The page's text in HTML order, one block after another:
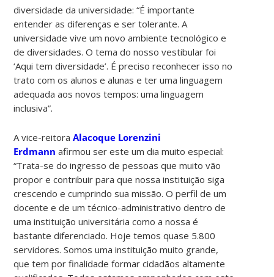
diversidade da universidade: “É importante
entender as diferenças e ser tolerante. A
universidade vive um novo ambiente tecnológico e
de diversidades. O tema do nosso vestibular foi
‘Aqui tem diversidade’. É preciso reconhecer isso no
trato com os alunos e alunas e ter uma linguagem
adequada aos novos tempos: uma linguagem
inclusiva”.
A vice-reitoraAlacoque Lorenzini
Erdmann afirmou ser este um dia muito especial:
“Trata-se do ingresso de pessoas que muito vão
propor e contribuir para que nossa instituição siga
crescendo e cumprindo sua missão. O perfil de um
docente e de um técnico-administrativo dentro de
uma instituição universitária como a nossa é
bastante diferenciado. Hoje temos quase 5.800
servidores. Somos uma instituição muito grande,
que tem por finalidade formar cidadãos altamente